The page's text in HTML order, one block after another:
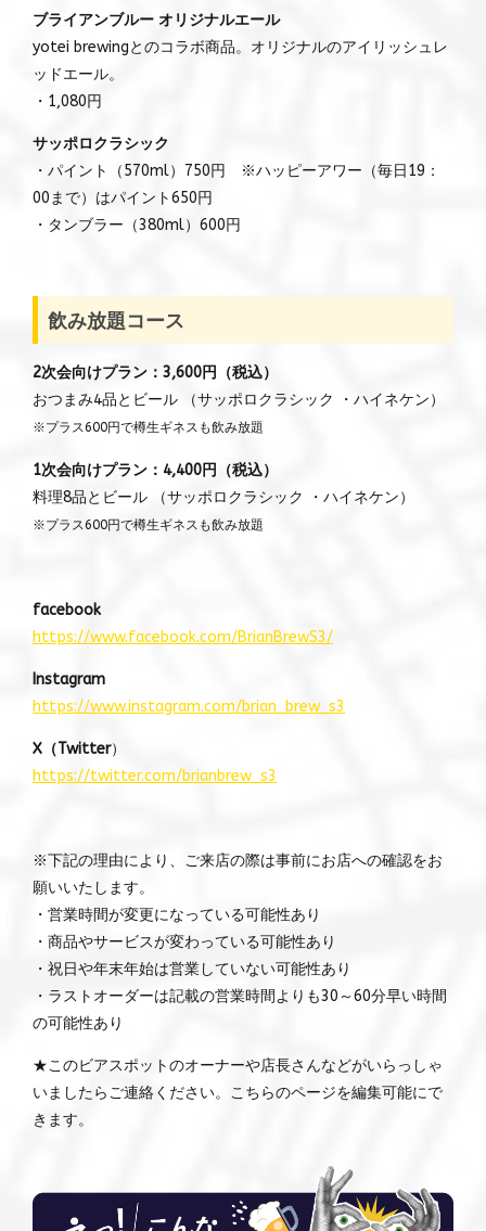
ブライアンブルー オリジナルエール
yotei brewingとのコラボ商品。オリジナルのアイリッシュレ
ッドエール。
・1,080円
サッポロクラシック
・パイント（570ml）750円 ※ハッピーアワー（毎日19：
00まで）はパイント650円
・タンブラー（380ml）600円
飲み放題コース
2次会向けプラン：3,600円（税込）
おつまみ4品とビール （サッポロクラシック ・ハイネケン）
※プラス600円で樽生ギネスも飲み放題
1次会向けプラン：4,400円（税込）
料理8品とビール （サッポロクラシック ・ハイネケン）
※プラス600円で樽生ギネスも飲み放題
facebook
https://www.facebook.com/BrianBrewS3/
Instagram
https://www.instagram.com/brian_brew_s3
X（Twitter）
https://twitter.com/brianbrew_s3
※下記の理由により、ご来店の際は事前にお店への確認をお
願いいたします。
・営業時間が変更になっている可能性あり
・商品やサービスが変わっている可能性あり
・祝日や年末年始は営業していない可能性あり
・ラストオーダーは記載の営業時間よりも30～60分早い時間
の可能性あり
★このビアスポットのオーナーや店長さんなどがいらっしゃ
いましたらご連絡ください。こちらのページを編集可能にで
きます。